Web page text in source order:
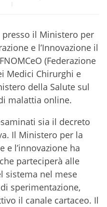
il Ministero per
e l’Innovazione il
(Federazione
Medici Chirurghi e
della Salute sul
malattia online.
sia il decreto
Il Ministero per la
e l’innovazione ha
parteciperà alle
sistema nel mese
sperimentazione,
il canale cartaceo. Il